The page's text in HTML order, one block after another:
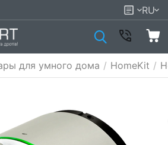
RU
для умного дома / HomeKit /